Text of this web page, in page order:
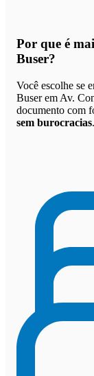
Por que é
Buser?
Você escolhe se
Buser em Av.
documento com
sem burocracias.